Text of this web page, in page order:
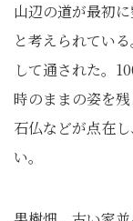
山辺の道が最初
と考えられてい
して通された。
時のままの姿を
石仏などが点在
い。